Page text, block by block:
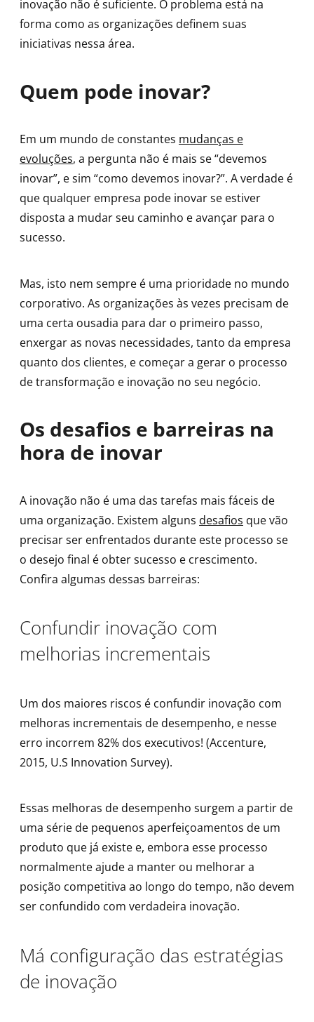
inovação não é suficiente. O problema está na
forma como as organizações definem suas
iniciativas nessa área.
Quem pode inovar?
Em um mundo de constantes mudanças e
evoluções, a pergunta não é mais se “devemos
inovar”, e sim “como devemos inovar?”. A verdade é
que qualquer empresa pode inovar se estiver
disposta a mudar seu caminho e avançar para o
sucesso.
Mas, isto nem sempre é uma prioridade no mundo
corporativo. As organizações às vezes precisam de
uma certa ousadia para dar o primeiro passo,
enxergar as novas necessidades, tanto da empresa
quanto dos clientes, e começar a gerar o processo
de transformação e inovação no seu negócio.
Os desafios e barreiras na
hora de inovar
A inovação não é uma das tarefas mais fáceis de
uma organização. Existem alguns desafios que vão
precisar ser enfrentados durante este processo se
o desejo final é obter sucesso e crescimento.
Confira algumas dessas barreiras:
Confundir inovação com
melhorias incrementais
Um dos maiores riscos é confundir inovação com
melhoras incrementais de desempenho, e nesse
erro incorrem 82% dos executivos! (Accenture,
2015, U.S Innovation Survey).
Essas melhoras de desempenho surgem a partir de
uma série de pequenos aperfeiçoamentos de um
produto que já existe e, embora esse processo
normalmente ajude a manter ou melhorar a
posição competitiva ao longo do tempo, não devem
ser confundido com verdadeira inovação.
Má configuração das estratégias
de inovação